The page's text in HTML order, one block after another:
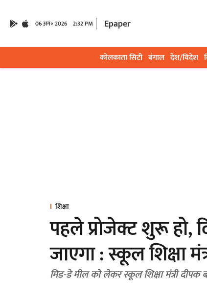
06 अग॰ 2026 2:32 PM Epaper
कोलकाता सिटी बंगाल देश/विदेश
शिक्षा
पहले प्रोजेक्ट शुरू
जाएगा : स्कूल शिक्षा
मिड-डे मील को लेकर स्कूल शिक्षा मंत्री दीपक